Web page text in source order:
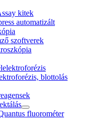
kitek
automatizált
szoftverek
blottolás
fluorométer